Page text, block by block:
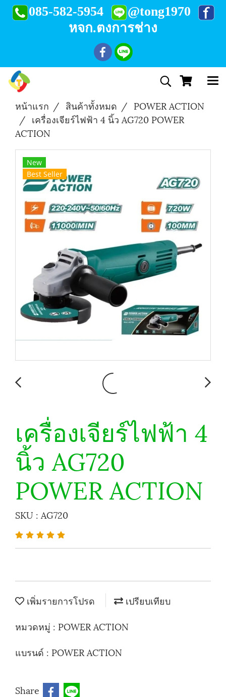
085-582-5954
@tong1970
หจก.ตงการช่าง
หน้าแรก สินค้าทั้งหมด
POWER ACTION
เครื่องเจียร์ไฟฟ้า 4 นิ้ว AG720 POWER
ACTION
New
Best Seller
เครื่องเจียร์ไฟฟ้า 4
นิ้ว AG720
POWER ACTION
SKU : AG720
เพิ่มรายการโปรด
เปรียบเทียบ
หมวดหมู่ : POWER ACTION
แบรนด์ : POWER ACTION
Share